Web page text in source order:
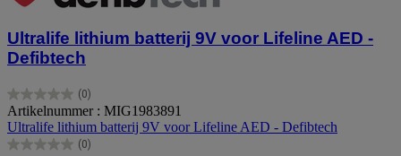
Ultralife lithium batterij 9V voor Lifeline AED -
Defibtech
(0)
0.0
van
de
5
Artikelnummer : MIG1983891
Ultralife lithium batterij 9V voor Lifeline AED - Defibtech
(0)
0.0